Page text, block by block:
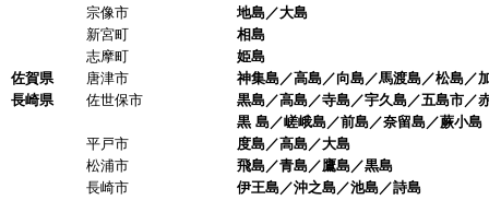
宗像市
地島／大島
新宮町
相島
志摩町
姫島
佐賀県
唐津市
神集島／高島／向島／馬渡島／松島／
長崎県
佐世保市
黒島／高島／寺島／宇久島／五島市／
黒 島／嵯峨島／前島／奈留島／蕨小島
平戸市
度島／高島／大島
松浦市
飛島／青島／鷹島／黒島
長崎市
伊王島／沖之島／池島／詩島